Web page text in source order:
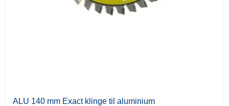
ALU 140 mm Exact klinge til aluminium